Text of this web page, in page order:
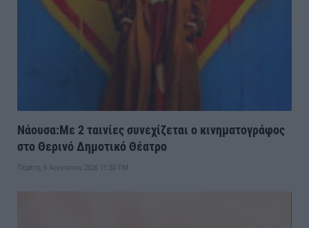
Νάουσα:Με 2 ταινίες συνεχίζεται ο κινηματογράφος
στο Θερινό Δημοτικό Θέατρο
Πέμπτη, 6 Αυγούστου 2026 11:30 ΠΜ